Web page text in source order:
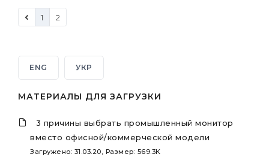
1 2
ENG УКР
МАТЕРИАЛЫ ДЛЯ ЗАГРУЗКИ
3 причины выбрать промышленный монитор
вместо офисной/коммерческой модели
Загружено: 31.03.20, Размер: 569.3K